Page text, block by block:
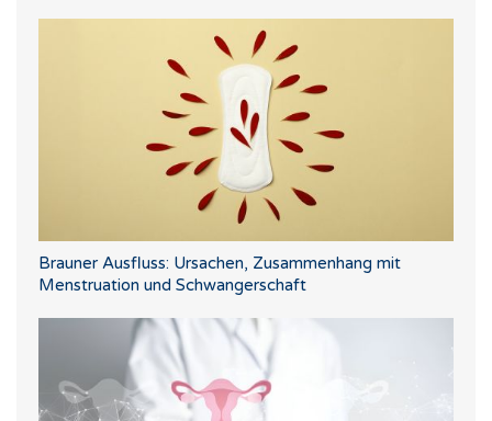
Brauner Ausfluss: Ursachen, Zusammenhang mit
Menstruation und Schwangerschaft